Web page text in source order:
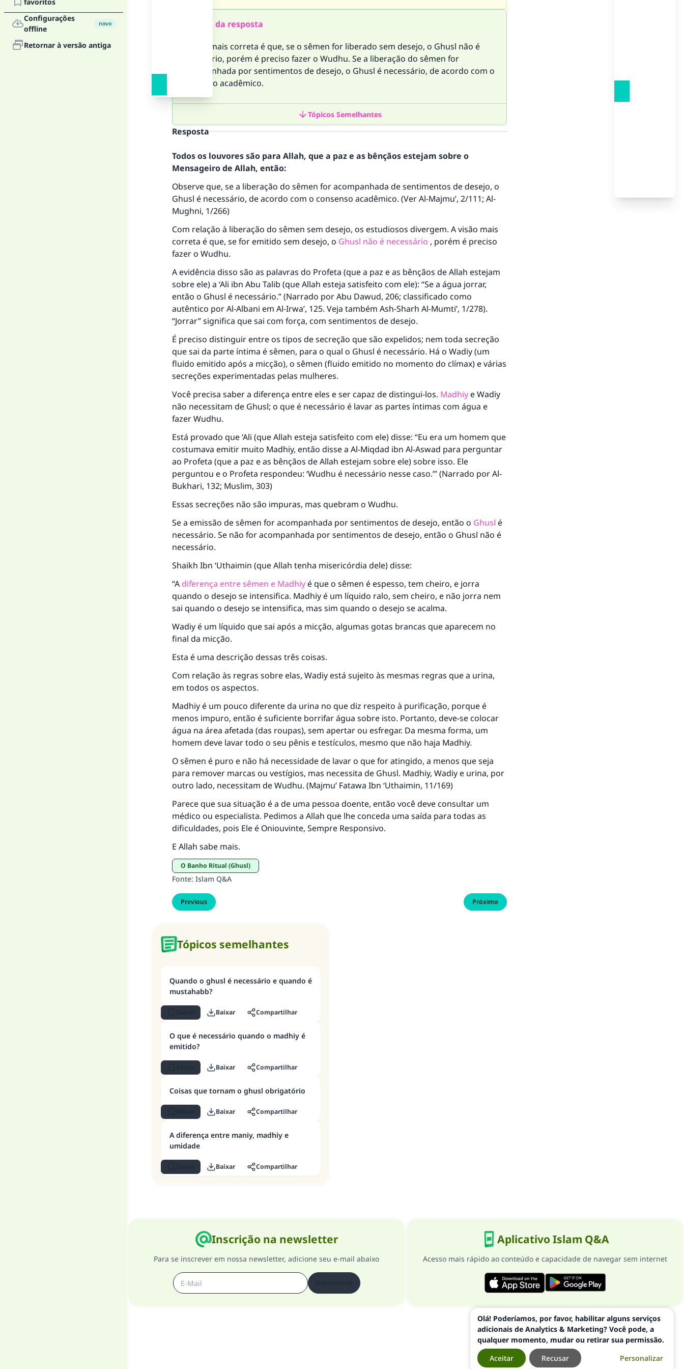
Configurações
offline
novo
Retornar à versão antiga
Resumo da resposta
A visão mais correta é que, se o sêmen for liberado sem desejo, o Ghusl não é
necessário, porém é preciso fazer o Wudhu. Se a liberação do sêmen for
acompanhada por sentimentos de desejo, o Ghusl é necessário, de acordo com o
consenso acadêmico.
Tópicos Semelhantes
Resposta
Todos os louvores são para Allah, que a paz e as bênçãos estejam sobre o
Mensageiro de Allah, então:
Observe que, se a liberação do sêmen for acompanhada de sentimentos de desejo, o
Ghusl é necessário, de acordo com o consenso acadêmico. (VerAl-Majmu’, 2/111; Al-
Mughni, 1/266)
Com relação à liberação do sêmen sem desejo, os estudiosos divergem. A visão mais
correta é que, se for emitido sem desejo, o Ghusl não é necessário , porém é preciso
fazer o Wudhu.
A evidência disso são as palavras do Profeta (que a paz e as bênçãos de Allah estejam
sobre ele) a ‘Ali ibn Abu Talib (que Allah esteja satisfeito com ele): “Se a água jorrar,
então o Ghusl é necessário.” (Narrado por Abu Dawud, 206; classificado como
autêntico por Al-Albani em Al-Irwa’, 125. Veja também Ash-Sharh Al-Mumti’, 1/278).
“Jorrar” significa que sai com força, com sentimentos de desejo.
É preciso distinguir entre os tipos de secreção que são expelidos; nem toda secreção
que sai da parte íntima é sêmen, para o qual o Ghusl é necessário. Há o Wadiy (um
fluido emitido após a micção), o sêmen (fluido emitido no momento do clímax) e várias
secreções experimentadas pelas mulheres.
Você precisa saber a diferença entre eles e ser capaz de distingui-los. Madhiy e Wadiy
não necessitam de Ghusl; o que é necessário é lavar as partes íntimas com água e
fazer Wudhu.
Está provado que ‘Ali (que Allah esteja satisfeito com ele) disse: “Eu era um homem que
costumava emitir muito Madhiy, então disse a Al-Miqdad ibn Al-Aswad para perguntar
ao Profeta (que a paz e as bênçãos de Allah estejam sobre ele) sobre isso. Ele
perguntou e o Profeta respondeu: ‘Wudhu é necessário nesse caso.’” (Narrado por Al-
Bukhari, 132; Muslim, 303)
Essas secreções não são impuras, mas quebram o Wudhu.
Se a emissão de sêmen for acompanhada por sentimentos de desejo, então o Ghusl é
necessário. Se não for acompanhada por sentimentos de desejo, então o Ghusl não é
necessário.
Shaikh Ibn ‘Uthaimin (que Allah tenha misericórdia dele) disse:
“A diferença entre sêmen e Madhiy é que o sêmen é espesso, tem cheiro, e jorra
quando o desejo se intensifica. Madhiy é um líquido ralo, sem cheiro, e não jorra nem
sai quando o desejo se intensifica, mas sim quando o desejo se acalma.
Wadiy é um líquido que sai após a micção, algumas gotas brancas que aparecem no
final da micção.
Esta é uma descrição dessas três coisas.
Com relação às regras sobre elas, Wadiy está sujeito às mesmas regras que a urina,
em todos os aspectos.
Madhiy é um pouco diferente da urina no que diz respeito à purificação, porque é
menos impuro, então é suficiente borrifar água sobre isto. Portanto, deve-se colocar
água na área afetada (das roupas), sem apertar ou esfregar. Da mesma forma, um
homem deve lavar todo o seu pênis e testículos, mesmo que não haja Madhiy.
O sêmen é puro e não há necessidade de lavar o que for atingido, a menos que seja
para remover marcas ou vestígios, mas necessita de Ghusl. Madhiy, Wadiy e urina, por
outro lado, necessitam de Wudhu. (Majmu’ Fatawa Ibn ‘Uthaimin, 11/169)
Parece que sua situação é a de uma pessoa doente, então você deve consultar um
médico ou especialista. Pedimos a Allah que lhe conceda uma saída para todas as
dificuldades, pois Ele é Oniouvinte, Sempre Responsivo.
E Allah sabe mais.
O Banho Ritual (Ghusl)
Fonte: Islam Q&A
Previous Próximo
Tópicos semelhantes
Quando o ghusl é necessário e quando é
mustahabb?
Baixar Compartilhar
O que é necessário quando o madhiy é
emitido?
Baixar Compartilhar
Coisas que tornam o ghusl obrigatório
Baixar Compartilhar
A diferença entre maniy, madhiy e
umidade
Baixar Compartilhar
Inscrição na newsletter
Para se inscrever em nossa newsletter, adicione seu e-mail abaixo
Aplicativo Islam Q&A
Acesso mais rápido ao conteúdo e capacidade de navegar sem internet
A resposta n° 110845 salvou um casamento.
Ajude-nos a responder à Ummah
O Profeta ﷺ disse,
"Quem quer que incentive outros a fazer o que é bom receberá a
mesma recompensa que aqueles que o fazem."
(MUSLIM, 1893)
Olá! Poderíamos, por favor, habilitar alguns serviços
adicionais de Analytics & Marketing? Você pode, a
qualquer momento, mudar ou retirar sua permissão.
Personalizar
Recusar
Aceitar